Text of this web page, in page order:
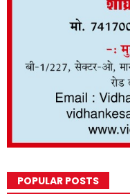
POPULAR POSTS